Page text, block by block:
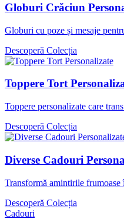
Globuri Crăciun
Globuri cu poze și mesaje
Descoperă Colecția
Toppere Tort
Toppere personalizate care
Descoperă Colecția
Diverse Cadouri
Transformă amintirile frumoase
Descoperă Colecția
Cadouri